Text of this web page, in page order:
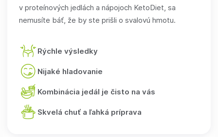
v proteínových jedlách a nápojoch KetoDiet, sa
nemusíte báť, že by ste prišli o svalovú hmotu.
Rýchle výsledky
Nijaké hladovanie
Kombinácia jedál je čisto na vás
Skvelá chuť a ľahká príprava